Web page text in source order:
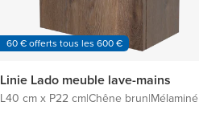
60 € offerts tous les 600 €
Linie Lado meuble lave-mains
L40 cm x P22 cm|Chêne brun|Mélaminé